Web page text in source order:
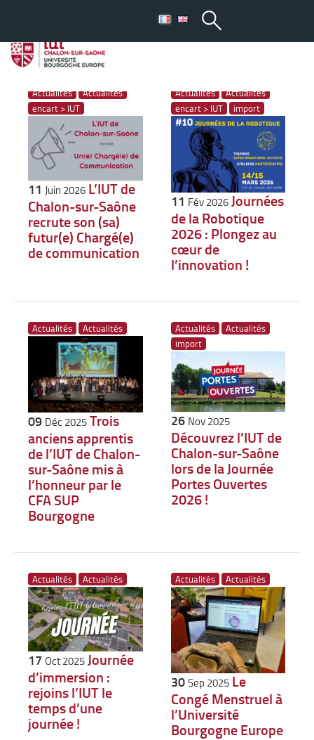
Toutes les actus : Actualités
Actualités
Actualités
encart > IUT
11 Juin 2026 L’IUT de
Chalon-sur-Saône
recrute son (sa)
futur(e) Chargé(e)
de communication
Actualités
Actualités
encart > IUT
import
11 Fév 2026 Journées
de la Robotique
2026 : Plongez au
cœur de
l’innovation !
Actualités Actualités
09 Déc 2025Trois
anciens apprentis
de l’IUT de Chalon-
sur-Saône mis à
l’honneur par le
CFA SUP
Bourgogne
Actualités
Actualités
import
26 Nov 2025
Découvrez l’IUT de
Chalon-sur-Saône
lors de la Journée
Portes Ouvertes
2026 !
Actualités Actualités
17 Oct 2025Journée
d’immersion :
rejoins l’IUT le
temps d’une
journée !
Actualités Actualités
30Sep 2025 Le
Congé Menstruel à
l’Université
Bourgogne Europe